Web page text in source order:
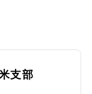
支部